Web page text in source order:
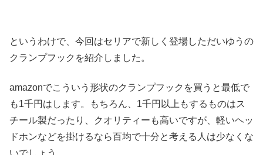
というわけで、今回はセリアで新しく登場しただいゆうの
クランプフックを紹介しました。
amazonでこういう形状のクランプフックを買うと最低で
も1千円はします。もちろん、1千円以上もするものはス
チール製だったり、クオリティーも高いですが、軽いヘッ
ドホンなどを掛けるなら百均で十分と考える人は少なくな
いでしょう。